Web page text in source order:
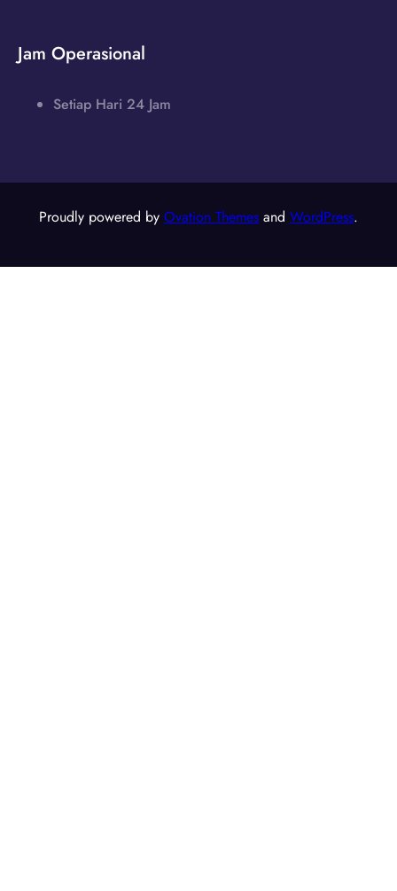
Jam Operasional
Setiap Hari 24 Jam
Proudly powered by Ovation Themes and WordPress.